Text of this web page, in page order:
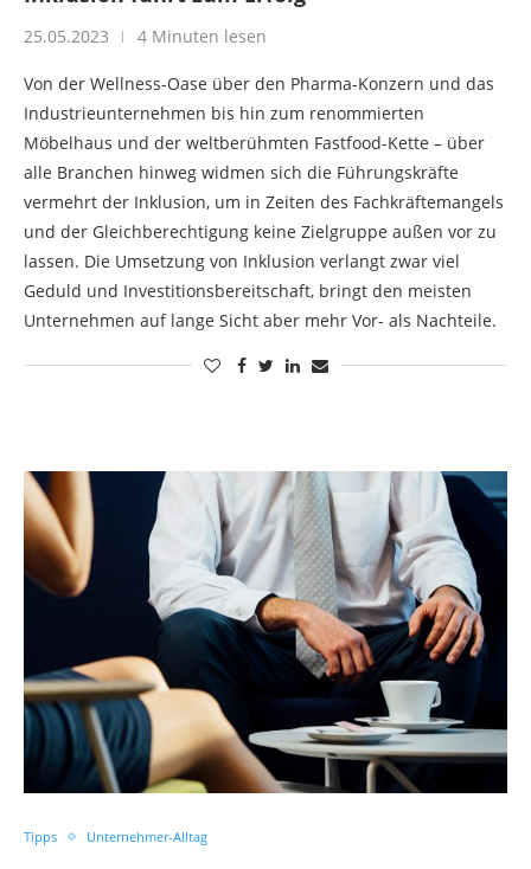
25.05.2023 4 Minuten lesen
Von der Wellness-Oase über den Pharma-Konzern und das
Industrieunternehmen bis hin zum renommierten
Möbelhaus und der weltberühmten Fastfood-Kette – über
alle Branchen hinweg widmen sich die Führungskräfte
vermehrt der Inklusion, um in Zeiten des Fachkräftemangels
und der Gleichberechtigung keine Zielgruppe außen vor zu
lassen. Die Umsetzung von Inklusion verlangt zwar viel
Geduld und Investitionsbereitschaft, bringt den meisten
Unternehmen auf lange Sicht aber mehr Vor- als Nachteile.
Tipps Unternehmer-Alltag